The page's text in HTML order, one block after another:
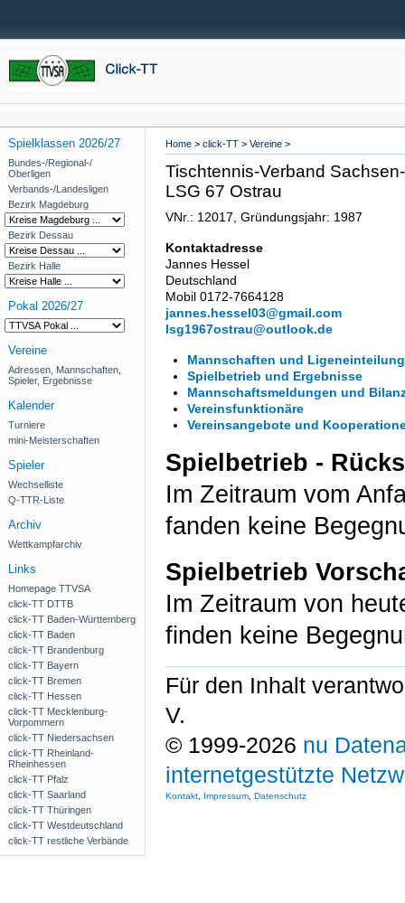
Home > click-TT > Vereine >
Spielklassen 2026/27
Bundes-/Regional-/
Oberligen
Verbands-/Landesligen
Bezirk Magdeburg
Bezirk Dessau
Bezirk Halle
Pokal 2026/27
Vereine
Adressen, Mannschaften,
Spieler, Ergebnisse
Kalender
Turniere
mini-Meisterschaften
Spieler
Wechselliste
Q-TTR-Liste
Archiv
Wettkampfarchiv
Links
Homepage TTVSA
click-TT DTTB
click-TT Baden-Württemberg
click-TT Baden
click-TT Brandenburg
click-TT Bayern
click-TT Bremen
click-TT Hessen
click-TT Mecklenburg-
Vorpommern
click-TT Niedersachsen
click-TT Rheinland-
Rheinhessen
click-TT Pfalz
click-TT Saarland
click-TT Thüringen
click-TT Westdeutschland
click-TT restliche Verbände
Tischtennis-Verband
LSG 67 Ostrau
VNr.: 12017, Gründungsjahr: 1987
Kontaktadresse
Jannes Hessel
Deutschland
Mobil 0172-7664128
jannes.hessel03@gmail.com
lsg1967ostrau@outlook.de
Mannschaften und Ligeneinteilung
Spielbetrieb und Ergebnisse
Mannschaftsmeldungen und
Vereinsfunktionäre
Vereinsangebote und
Spielbetrieb -
Im Zeitraum vom
fanden keine
Spielbetrieb
Im Zeitraum von
finden keine
Für den Inhalt
V.
© 1999-2026 nu
internetgestützte
Kontakt Impressum Datenschutz